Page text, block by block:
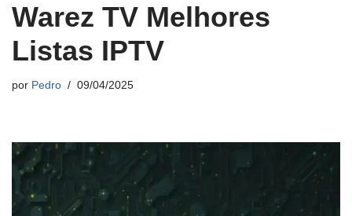
Warez TV Melhores
Listas IPTV
por Pedro 09/04/2025